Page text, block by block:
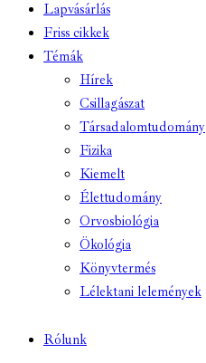
Lapvásárlás
Friss cikkek
Témák
Hírek
Csillagászat
Társadalomtudomány
Fizika
Kiemelt
Élettudomány
Orvosbiológia
Ökológia
Könyvtermés
Lélektani lelemények
Rólunk